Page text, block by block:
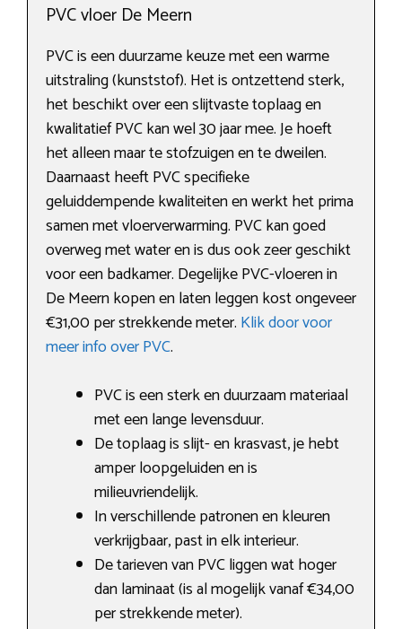
PVC vloer De Meern
PVC is een duurzame keuze met een warme
uitstraling (kunststof). Het is ontzettend sterk,
het beschikt over een slijtvaste toplaag en
kwalitatief PVC kan wel 30 jaar mee. Je hoeft
het alleen maar te stofzuigen en te dweilen.
Daarnaast heeft PVC specifieke
geluiddempende kwaliteiten en werkt het prima
samen met vloerverwarming. PVC kan goed
overweg met water en is dus ook zeer geschikt
voor een badkamer. Degelijke PVC-vloeren in
De Meern kopen en laten leggen kost ongeveer
€31,00 per strekkende meter. Klik door voor
meer info over PVC.
PVC is een sterk en duurzaam materiaal
met een lange levensduur.
De toplaag is slijt- en krasvast, je hebt
amper loopgeluiden en is
milieuvriendelijk.
In verschillende patronen en kleuren
verkrijgbaar, past in elk interieur.
De tarieven van PVC liggen wat hoger
dan laminaat (is al mogelijk vanaf €34,00
per strekkende meter).